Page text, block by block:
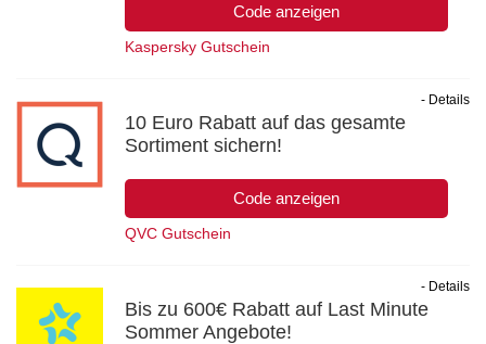
Code anzeigen
Kaspersky Gutschein
10 Euro Rabatt auf das gesamte
Sortiment sichern!
Code anzeigen
- Details
QVC Gutschein
Bis zu 600€ Rabatt auf Last Minute
Sommer Angebote!
- Details